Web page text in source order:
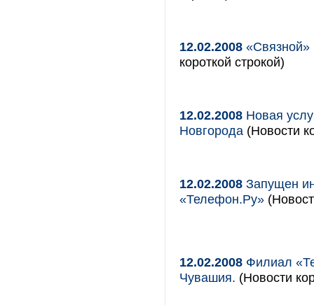
12.02.2008 «Связной»
короткой строкой)
12.02.2008 Новая
Новгорода (Новости
12.02.2008 Запущен
«Телефон.Ру»
12.02.2008 Филиал
Чувашия. (Новости